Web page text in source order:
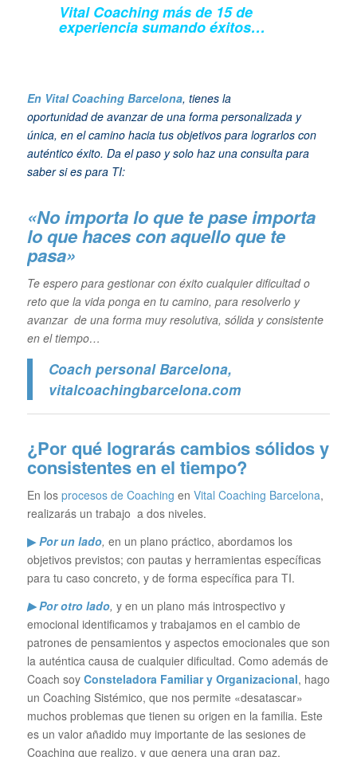
Vital Coaching más de 15 de
experiencia sumando éxitos…
En Vital Coaching Barcelona, tienes la
oportunidad de avanzar de una forma personalizada y
única, en el camino hacia tus objetivos para lograrlos con
auténtico éxito. Da el paso y solo haz una consulta para
saber si es para TI:
«No importa lo que te pase importa
lo que haces con aquello que te
pasa»
Te espero para gestionar con éxito cualquier dificultad o
reto que la vida ponga en tu camino, para resolverlo y
avanzar de una forma muy resolutiva, sólida y consistente
en el tiempo…
Coach personal Barcelona,
vitalcoachingbarcelona.com
¿Por qué lograrás cambios sólidos y
consistentes en el tiempo?
En los procesos de Coaching en Vital Coaching Barcelona,
realizarás un trabajo a dos niveles.
▶Por un lado, en un plano práctico, abordamos los
objetivos previstos; con pautas y herramientas específicas
para tu caso concreto, y de forma específica para TI.
▶ Por otro lado, y en un plano más introspectivo y
emocional identificamos y trabajamos en el cambio de
patrones de pensamientos y aspectos emocionales que son
la auténtica causa de cualquier dificultad. Como además de
Coach soy Consteladora Familiar y Organizacional, hago
un Coaching Sistémico, que nos permite «desatascar»
muchos problemas que tienen su origen en la familia. Este
es un valor añadido muy importante de las sesiones de
Coaching que realizo, y que genera una gran paz,